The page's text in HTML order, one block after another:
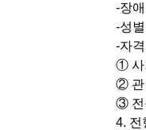
-장
-성별
-자
①
②
③
4. 전